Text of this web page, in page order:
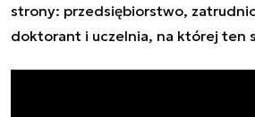
strony: przedsiębiorstwo,
doktorant i uczelnia, na której ten